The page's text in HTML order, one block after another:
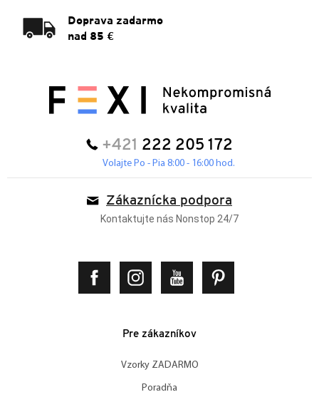
Doprava zadarmo
nad 85 €
+421 222 205 172
Volajte Po - Pia 8:00 - 16:00 hod.
Zákaznícka podpora
Kontaktujte nás Nonstop 24/7
Pre zákazníkov
Vzorky ZADARMO
Poradňa